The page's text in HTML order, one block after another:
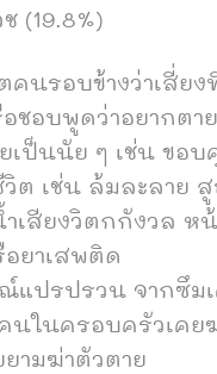
(19.8%)
คนรอบข้างว่าเสี่ยง
ชอบพูดว่าอยากตา
เป็นนัย ๆ เช่น ขอ
ต เช่น ล้มละลาย
เสียงวิตกกังวล หน้
อยาเสพติด
แปรปรวน จากซึม
นในครอบครัวเคย
ยามฆ่าตัวตาย